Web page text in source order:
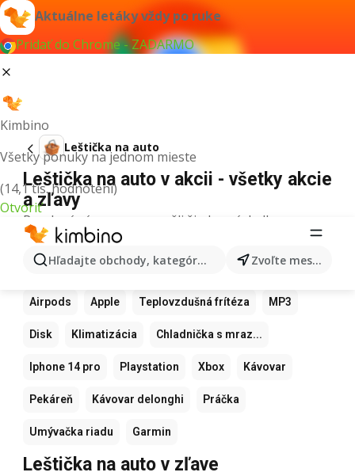
Aktuálne letáky vždy po ruke
Pridať do Chrome - ZADARMO
Kimbino
Všetky ponuky na jednom mieste
(14,1 tis. hodnotení)
Otvoriť
Hľadajte obchody, kategórie, produkty... Zvoľte mesto
Leštička na auto
Leštička na auto v akcii - všetky akcie
a zľavy
Pre daný výraz sme nenašli žiadne výsledky.
Ďalšie obľúbené produkty
Samsung Xiaomi Apple Watch
Airpods Apple Teplovzdušná frítéza MP3
Disk Klimatizácia Chladnička s mraz...
Iphone 14 pro Playstation Xbox Kávovar
Pekáreň Kávovar delonghi Práčka
Umývačka riadu Garmin
Leštička na auto v zľave